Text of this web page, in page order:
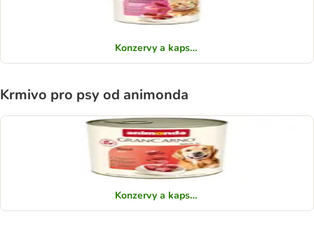
Konzervy a kapsičky
Krmivo pro psy od animonda
Konzervy a kapsičky